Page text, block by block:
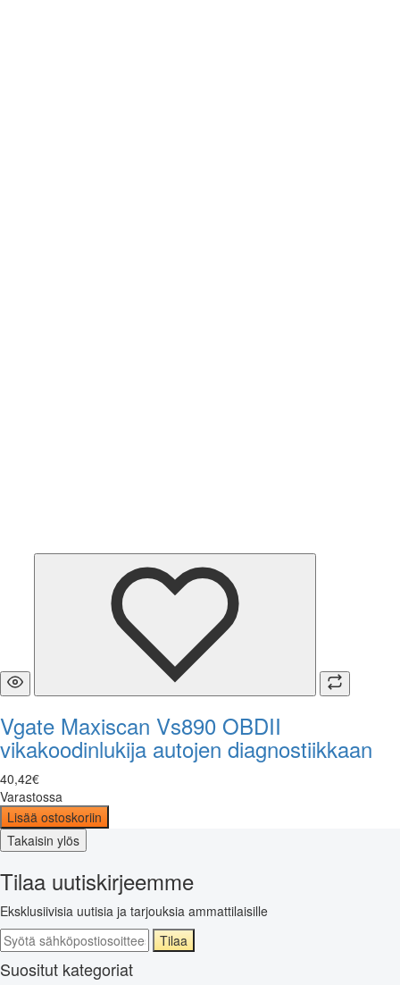
Vgate Maxiscan Vs890 OBDII
vikakoodinlukija autojen diagnostiikkaan
40,42€
Varastossa
Lisää ostoskoriin
Takaisin ylös
Tilaa uutiskirjeemme
Eksklusiivisia uutisia ja tarjouksia ammattilaisille
Tilaa
Suositut kategoriat